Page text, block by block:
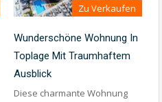
Zu Verkaufen
Wunderschöne Wohnung In
Toplage Mit Traumhaftem
Ausblick
Diese charmante Wohnung